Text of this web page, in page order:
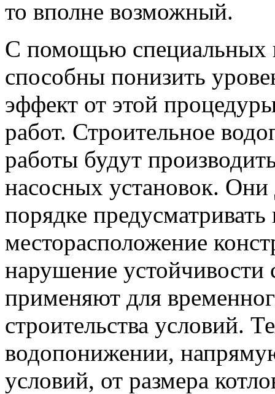
то вполне возможный.
С помощью специальных
способны понизить
эффект от этой
работ. Строительное
работы будут
насосных установок.
порядке предусматривать
месторасположение
нарушение
применяют для
строительства условий.
водопонижении,
условий, от размера